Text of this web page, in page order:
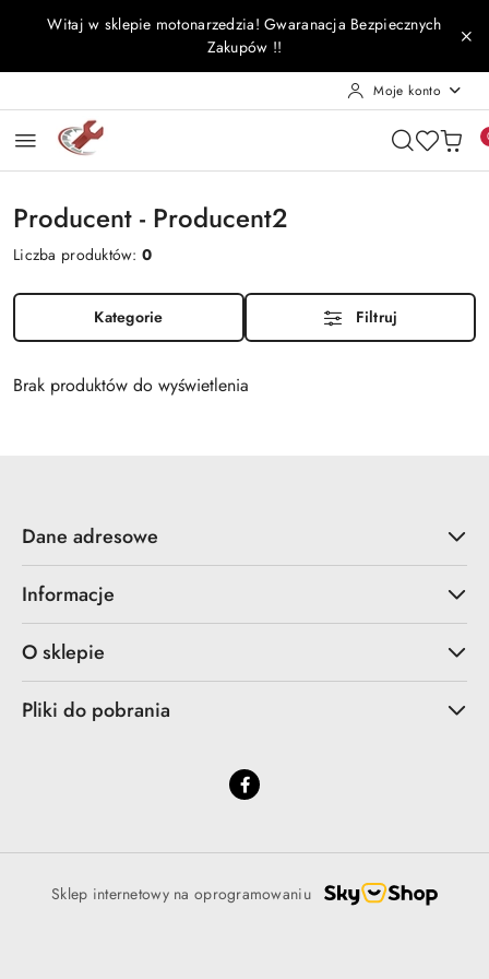
Przejdź do treści głównej
Przejdź do wyszukiwarki
Przejdź do moje konto
Przejdź do menu głównego
Przejdź do stopki
Witaj w sklepie motonarzedzia! Gwaranacja Bezpiecznych
Zakupów !!
Moje konto
Producent - Producent2
Liczba produktów:0
Kategorie Filtruj
Brak produktów do wyświetlenia
Dane adresowe
Informacje
O sklepie
Pliki do pobrania
Sklep internetowy na oprogramowaniu